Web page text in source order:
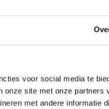
voor social media te
onze site met onze partners
met andere informatie
er genoeg redenen
leerlingen.
de slag kunt gaan in
de eerste stap?